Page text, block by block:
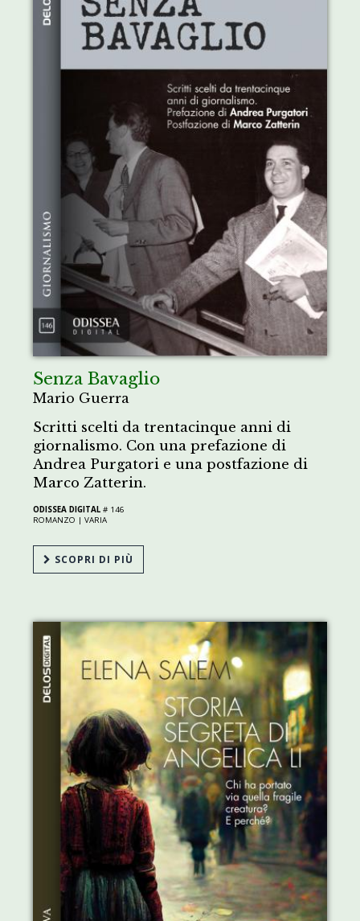
Senza Bavaglio
Mario Guerra
Scritti scelti da trentacinque anni di
giornalismo. Con una prefazione di
Andrea Purgatori e una postfazione di
Marco Zatterin.
ODISSEA DIGITAL # 146
ROMANZO |VARIA
SCOPRI DI PIÙ